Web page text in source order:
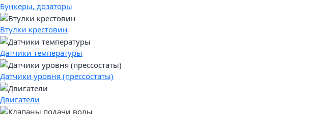
Бункеры, дозаторы
Втулки крестовин
Датчики температуры
Датчики уровня (прессостаты)
Двигатели